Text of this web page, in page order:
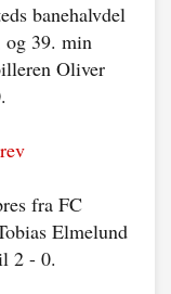
banehalvdel
og 39. min
Oliver
fra FC
Elmelund
2 - 0.